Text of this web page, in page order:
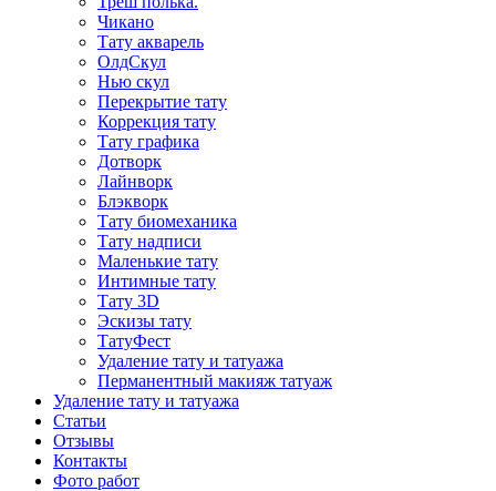
Чикано
Тату акварель
ОлдСкул
Нью скул
Перекрытие тату
Коррекция тату
Тату графика
Дотворк
Лайнворк
Блэкворк
Тату биомеханика
Тату надписи
Маленькие тату
Интимные тату
Тату 3D
Эскизы тату
ТатуФест
Удаление тату и татуажа
Перманентный макияж татуаж
Удаление тату и татуажа
Статьи
Отзывы
Контакты
Фото работ